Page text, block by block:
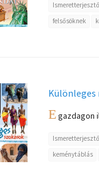
Ismeretterjesztő
felsősöknek
Különleges
Egazdagon
Ismeretterjesztő
keménytáblás